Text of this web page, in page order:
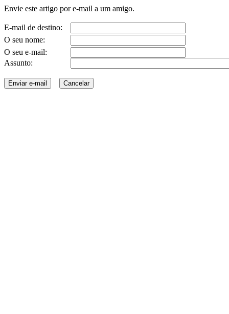
Envie este artigo por e-mail a um amigo.
E-mail de destino:
O seu nome:
O seu e-mail:
Assunto: